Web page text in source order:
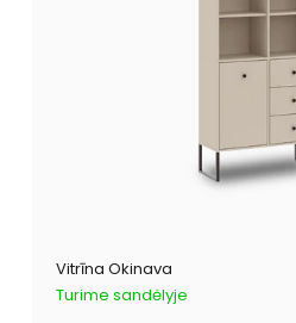
Vitrīna Okinava
Turime sandėlyje